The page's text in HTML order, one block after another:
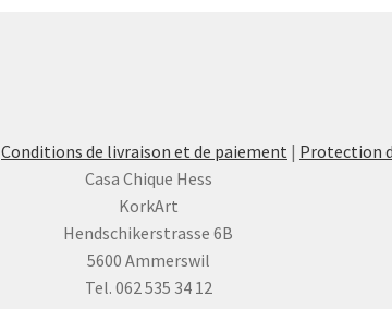
Conditions de livraison et de paiement | Protection
Casa Chique Hess
KorkArt
Hendschikerstrasse 6B
5600 Ammerswil
Tel. 062 535 34 12